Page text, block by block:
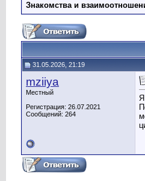
Знакомства и
31.05.2026, 21:19
mziiya
Местный
Регистрация: 26.07.2021
Сообщений: 264
Я